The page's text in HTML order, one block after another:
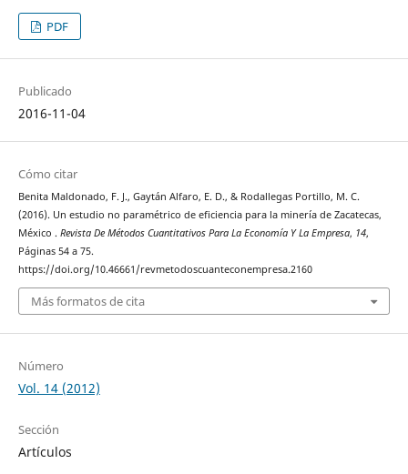
PDF
Publicado
2016-11-04
Cómo citar
Benita Maldonado, F. J., Gaytán Alfaro, E. D., & Rodallegas Portillo, M. C.
(2016). Un estudio no paramétrico de eficiencia para la minería de Zacatecas,
México . Revista De Métodos Cuantitativos Para La Economía Y La Empresa, 14,
Páginas 54 a 75.
https://doi.org/10.46661/revmetodoscuanteconempresa.2160
Más formatos de cita
Número
Vol. 14 (2012)
Sección
Artículos